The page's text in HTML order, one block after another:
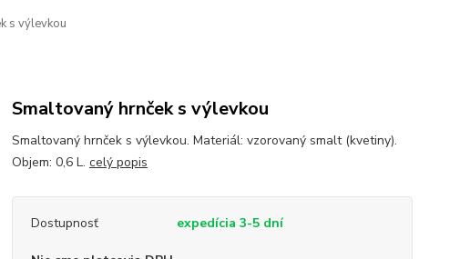
s výlevkou
Smaltovaný hrnček s výlevkou
Smaltovaný hrnček s výlevkou. Materiál: vzorovaný smalt (kvetiny).
Objem: 0,6 L. celý popis
Dostupnosť expedícia 3-5 dní